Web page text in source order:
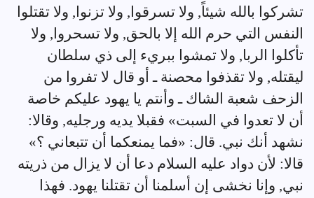
تشركوا بالله شيئاً, ولا تسرقوا, ولا تزنوا, ولا تقتلوا
النفس التي حرم الله إلا بالحق, ولا تسحروا, ولا
تأكلوا الربا, ولا تمشوا ببريء إلى ذي سلطان
ليقتله, ولا تقذفوا محصنة ـ أو قال لا تفروا من
الزحف شعبة الشاك ـ وأنتم يا يهود عليكم خاصة
أن لا تعدوا في السبت» فقبلا يديه ورجليه, وقالا:
نشهد أنك نبي. قال: «فما يمنعكما أن تتبعاني ؟»
قالا: لأن دواد عليه السلام دعا أن لا يزال من ذريته
نبي, وإنا نخشى إن أسلمنا أن تقتلنا يهود. فهذا